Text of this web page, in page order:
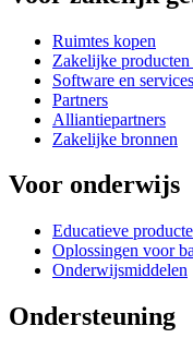
Ruimtes kopen
Zakelijke producten
Software en services
Partners
Alliantiepartners
Zakelijke bronnen
Voor onderwijs
Educatieve
Oplossingen voor
Onderwijsmiddelen
Ondersteuning